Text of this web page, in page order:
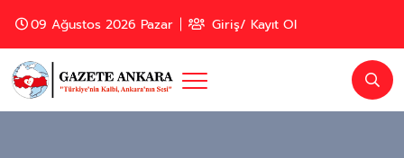
09 Ağustos 2026 Pazar Giriş/ Kayıt Ol